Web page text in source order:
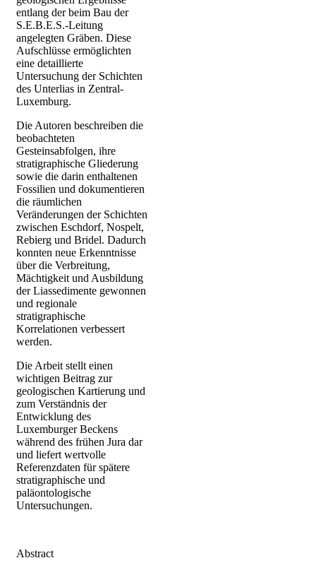
entlang der beim Bau der
S.E.B.E.S.-Leitung
angelegten Gräben. Diese
Aufschlüsse ermöglichten
eine detaillierte
Untersuchung der Schichten
des Unterlias in Zentral-
Luxemburg.
Die Autoren beschreiben die
beobachteten
Gesteinsabfolgen, ihre
stratigraphische Gliederung
sowie die darin enthaltenen
Fossilien und dokumentieren
die räumlichen
Veränderungen der Schichten
zwischen Eschdorf, Nospelt,
Rebierg und Bridel. Dadurch
konnten neue Erkenntnisse
über die Verbreitung,
Mächtigkeit und Ausbildung
der Liassedimente gewonnen
und regionale
stratigraphische
Korrelationen verbessert
werden.
Die Arbeit stellt einen
wichtigen Beitrag zur
geologischen Kartierung und
zum Verständnis der
Entwicklung des
Luxemburger Beckens
während des frühen Jura dar
und liefert wertvolle
Referenzdaten für spätere
stratigraphische und
paläontologische
Untersuchungen.
Abstract